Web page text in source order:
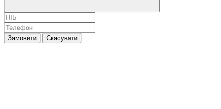
Замовити Скасувати